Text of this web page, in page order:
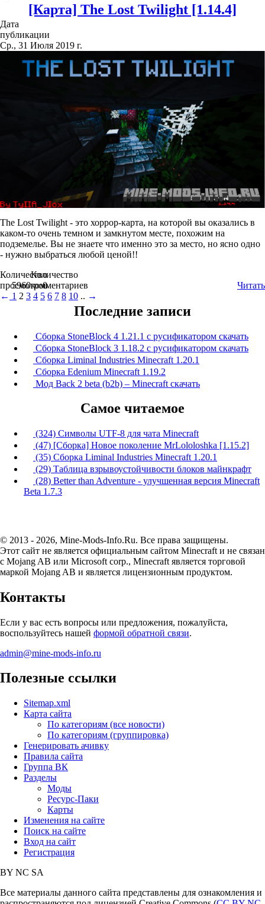
[Карта] The Lost Twilight [1.14.4]
Дата
публикации
Ср., 31 Июля 2019 г.
The Lost Twilight - это хоррор-карта, на которой вы оказались в
каком-то очень темном и замкнутом месте, похожим на
подземелье. Вы не знаете что именно это за место, но ясно одно
- нужно выбраться любой ценой!!
Количество
просмотров
5960
Количество
комментариев
0
Читать
← 1 2 3 4 5 6 7 8 10 .. →
Последние записи
Сборка StoneBlock 4 1.21.1 с русификатором скачать
Сборка StoneBlock 3 1.18.2 с русификатором скачать
Сборка Liminal Industries Minecraft 1.20.1
Сборка Edenium Minecraft 1.19.2
Мод Back 2 beta (b2b) – Minecraft скачать
Самое читаемое
(324) Символы UTF-8 для чата Minecraft
(47) [Сборка] Новое поколение MrLololoshka [1.15.2]
(35) Сборка Liminal Industries Minecraft 1.20.1
(29) Таблица взрывоустойчивости блоков майнкрафт
(28) Better than Adventure - улучшенная версия Minecraft
Beta 1.7.3
© 2013 - 2026, Mine-Mods-Info.Ru. Все права защищены.
Этот сайт не является официальным сайтом Minecraft и не связан
с Mojang AB или Microsoft corp., Minecraft является торговой
маркой Mojang AB и является лицензионным продуктом.
Контакты
Если у вас есть вопросы или предложения, пожалуйста,
воспользуйтесь нашей формой обратной связи.
admin@mine-mods-info.ru
Полезные ссылки
Sitemap.xml
Карта сайта
По категориям (все новости)
По категориям (группировка)
Генерировать ачивку
Правила сайта
Группа ВК
Разделы
Моды
Ресурс-Паки
Карты
Изменения на сайте
Поиск на сайте
Вход на сайт
Регистрация
BY NC SA
Все материалы данного сайта представлены для ознакомления и